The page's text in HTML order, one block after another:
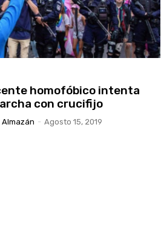
homofóbico intenta
con crucifijo
- Agosto 15, 2019